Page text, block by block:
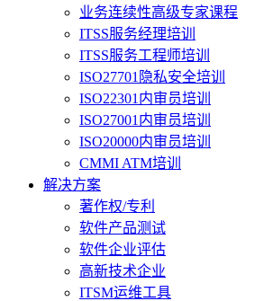
业务连续性高级专家课程
ITSS服务经理培训
ITSS服务工程师培训
ISO27701隐私安全培训
ISO22301内审员培训
ISO27001内审员培训
ISO20000内审员培训
CMMI ATM培训
解决方案
著作权/专利
软件产品测试
软件企业评估
高新技术企业
ITSM运维工具